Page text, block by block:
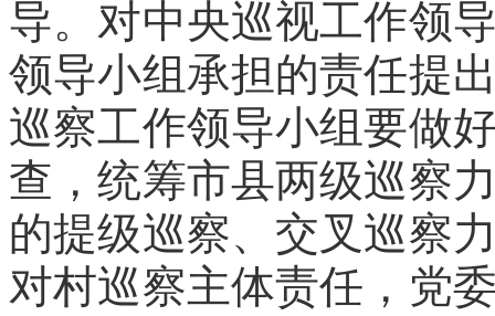
导。对中央巡视工作领
领导小组承担的责任提
巡察工作领导小组要做
查，统筹市县两级巡察
的提级巡察、交叉巡察
对村巡察主体责任，党